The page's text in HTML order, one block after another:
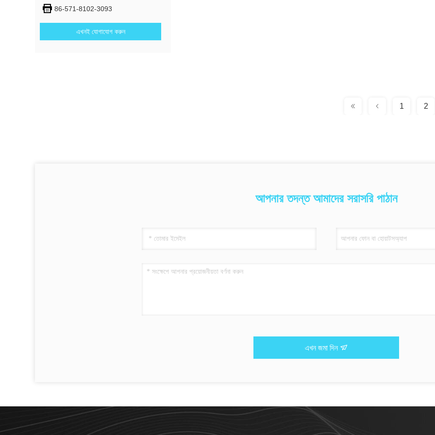
86-571-8102-3093
এখনই যোগাযোগ করুন
1 2
আপনার তদন্ত আমাদের সরাসরি পাঠান
এখন জমা দিন